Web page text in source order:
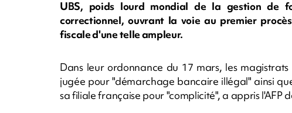
UBS, poids lourd mondial de la gestion de
correctionnel, ouvrant la voie au premier
fiscale d'une telle ampleur.
Dans leur ordonnance du 17 mars, les
jugée pour "démarchage bancaire illégal" ainsi
sa filiale française pour "complicité", a appris l'AFP